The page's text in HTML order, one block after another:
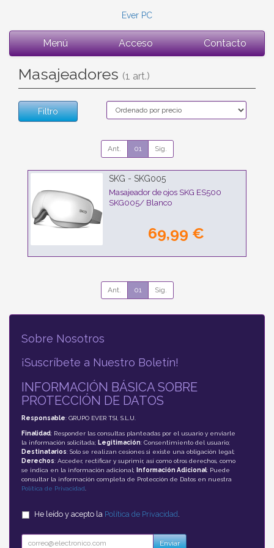
Ever PC
Menú Acceso Contacto
Masajeadores (1 art.)
Filtro
Ant. 01 Sig.
SKG - SKG005
Masajeador de ojos SKG ES500
SKG005/ Blanco
69,99 €
Ant. 01 Sig.
Sobre Nosotros
¡Suscríbete a Nuestro Boletín!
INFORMACIÓN BÁSICA SOBRE
PROTECCIÓN DE DATOS
Responsable: GRUPO EVER TSI, S.L.U.
Finalidad: Responder las consultas planteadas por el usuario y enviarle
la información solicitada; Legitimación: Consentimiento del usuario;
Destinatarios: Solo se realizan cesiones si existe una obligación legal;
Derechos: Acceder, rectificar y suprimir, así como otros derechos, como
se indica en la información adicional;
Información Adicional: Puede
consultar la información completa de Protección de Datos en nuestra
Política de Privacidad
He leído y acepto la Política de Privacidad .
Enviar